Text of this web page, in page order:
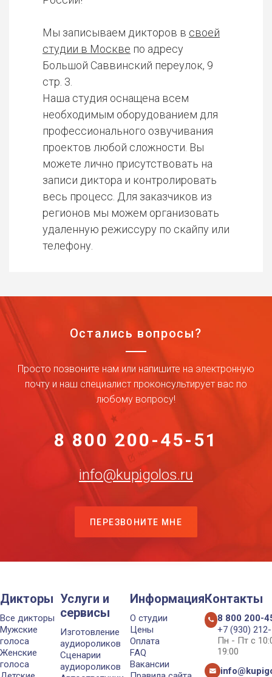
Мы записываем дикторов в своей
студии в Москве по адресу
Большой Саввинский переулок, 9
стр. 3.
Наша студия оснащена всем
необходимым оборудованием для
профессионального озвучивания
проектов любой сложности. Вы
можете лично присутствовать на
записи диктора и контролировать
весь процесс. Для заказчиков из
регионов мы можем организовать
удаленную режиссуру по скайпу или
телефону.
Остались вопросы?
Просто позвоните нам или напишите на электронную
почту и наш специалист проконсультирует вас по
любому вопросу!
8 800 200-45-51
info@kupigolos.ru
ПЕРЕЗВОНИТЕ МНЕ
Дикторы
Все дикторы
Мужские
голоса
Женские
голоса
Услуги и
сервисы
Изготовление
аудиороликов
Сценарии
аудиороликов
Информация
О студии
Цены
Оплата
FAQ
Вакансии
Контакты
8 800 200-
+7 (930)
Пн - Пт с
19:00